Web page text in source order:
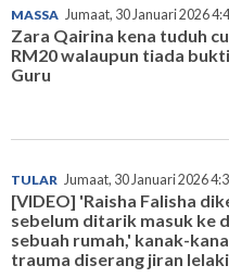
MASSA Jumaat, 30 Januari 2026
Zara Qairina kena tuduh
RM20 walaupun tiada
Guru
TULAR Jumaat, 30 Januari 2026
[VIDEO] 'Raisha Falisha
sebelum ditarik masuk ke
sebuah rumah,' kanak-
trauma diserang jiran